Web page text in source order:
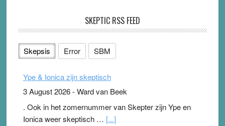
SKEPTIC RSS FEED
Skepsis Error SBM
Ype & Ionica zijn skeptisch
3 August 2026-Ward van Beek
. Ook in het zomernummer van Skepter zijn Ype en
Ionica weer skeptisch … [...]